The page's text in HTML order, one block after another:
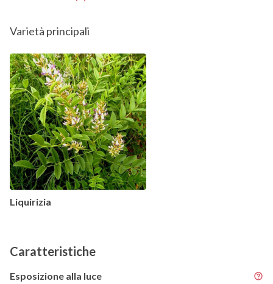
Varietà principali
Liquirizia
Caratteristiche
Esposizione alla luce